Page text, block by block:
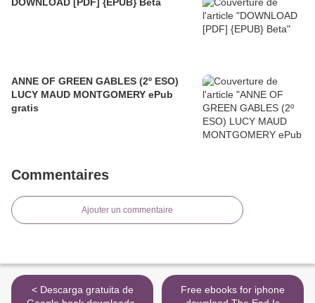
ANNE OF GREEN GABLES (2º ESO)
LUCY MAUD MONTGOMERY ePub
gratis
Commentaires
Ajouter un commentaire
< Descarga gratuita de
Free ebooks for iphone